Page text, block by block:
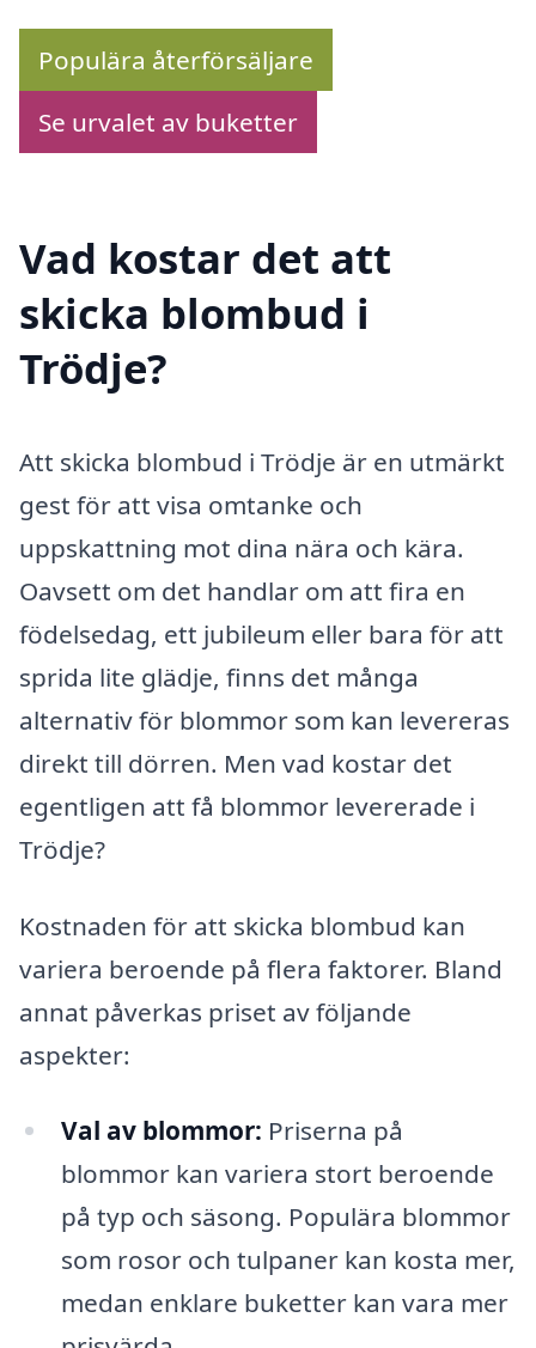
Populära återförsäljare
Se urvalet av buketter
Vad kostar det att
skicka blombud i
Trödje?
Att skicka blombud i Trödje är en utmärkt
gest för att visa omtanke och
uppskattning mot dina nära och kära.
Oavsett om det handlar om att fira en
födelsedag, ett jubileum eller bara för att
sprida lite glädje, finns det många
alternativ för blommor som kan levereras
direkt till dörren. Men vad kostar det
egentligen att få blommor levererade i
Trödje?
Kostnaden för att skicka blombud kan
variera beroende på flera faktorer. Bland
annat påverkas priset av följande
aspekter:
Val av blommor: Priserna på
blommor kan variera stort beroende
på typ och säsong. Populära blommor
som rosor och tulpaner kan kosta mer,
medan enklare buketter kan vara mer